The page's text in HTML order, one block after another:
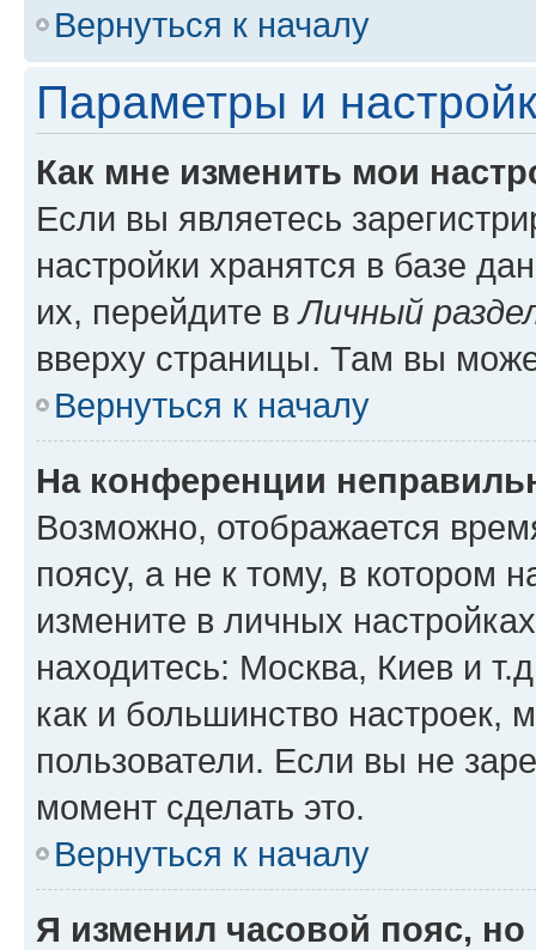
Вернуться к началу
Параметры и
Как мне изменить мои
Если вы являетесь
настройки хранятся в базе
их, перейдите вЛичный
вверху страницы. Там вы
Вернуться к началу
На конференции
Возможно, отображается
поясу, а не к тому, в котором
измените в личных
находитесь: Москва, Киев и
как и большинство настроек,
пользователи. Если вы не
момент сделать это.
Вернуться к началу
Я изменил часовой пояс,